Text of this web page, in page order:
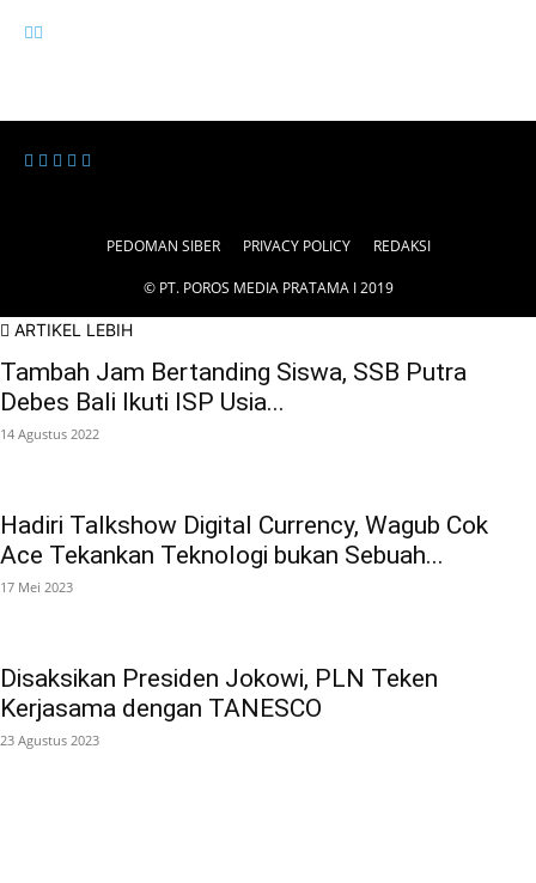
PEDOMAN SIBER PRIVACY POLICY REDAKSI
© PT. POROS MEDIA PRATAMA I 2019
ARTIKEL LEBIH
Tambah Jam Bertanding Siswa, SSB Putra
Debes Bali Ikuti ISP Usia...
14 Agustus 2022
Hadiri Talkshow Digital Currency, Wagub Cok
Ace Tekankan Teknologi bukan Sebuah...
17 Mei 2023
Disaksikan Presiden Jokowi, PLN Teken
Kerjasama dengan TANESCO
23 Agustus 2023